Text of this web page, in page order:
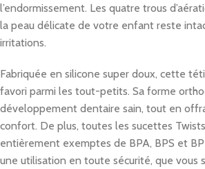
l’endormissement. Les quatre trous
la peau délicate de votre enfant reste
irritations.
Fabriquée en silicone super doux, cette
favori parmi les tout-petits. Sa forme
développement dentaire sain, tout en
confort. De plus, toutes les sucettes
entièrement exemptes de BPA, BPS et
une utilisation en toute sécurité, que vous